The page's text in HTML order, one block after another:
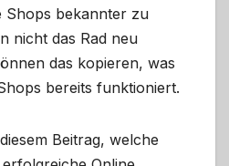
Shops bekannter zu
nicht das Rad neu
das kopieren, was
bereits funktioniert.
Beitrag, welche